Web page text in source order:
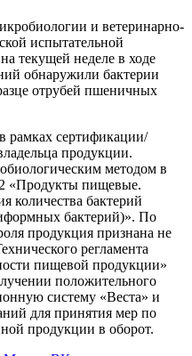
и ветеринарно-
испытательной
текущей неделе в ходе
обнаружили бактерии
отрубей пшеничных
рамках сертификации/
продукции.
методом в
«Продукты пищевые.
количества бактерий
бактерий)». По
продукция признана не
регламента
пищевой продукции»
положительного
систему «Веста» и
для принятия мер по
продукции в оборот.